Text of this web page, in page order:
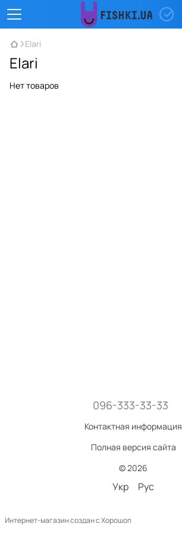
Elari
Elari
Нет товаров
096-333-33-33
Контактная информация
Полная версия сайта
© 2026
Укр Рус
Интернет-магазин создан с Хорошоп